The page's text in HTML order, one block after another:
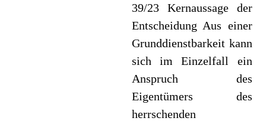
39/23 Kernaussage der
Entscheidung Aus einer
Grunddienstbarkeit kann
sich im Einzelfall ein
Anspruch des
Eigentümers des
herrschenden